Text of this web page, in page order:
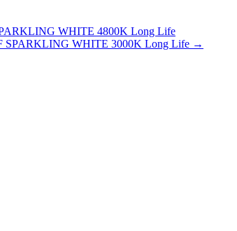
WHITE 4800K Long Life
SPARKLING WHITE 3000K Long Life →